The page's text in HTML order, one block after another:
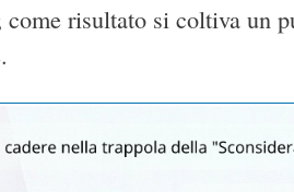
risultato si coltiva un